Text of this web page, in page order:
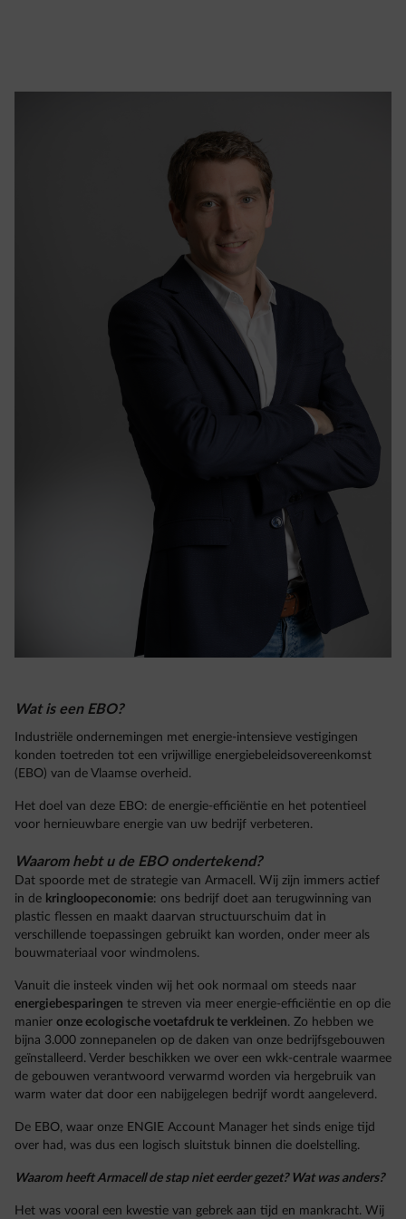
Wat is een EBO?
Industriële ondernemingen met energie-intensieve vestigingen
konden toetreden tot een vrijwillige energiebeleidsovereenkomst
(EBO) van de Vlaamse overheid.
Het doel van deze EBO: de energie-efficiëntie en het potentieel
voor hernieuwbare energie van uw bedrijf verbeteren.
Waarom hebt u de EBO ondertekend?
Dat spoorde met de strategie van Armacell. Wij zijn immers actief
in de kringloopeconomie: ons bedrijf doet aan terugwinning van
plastic flessen en maakt daarvan structuurschuim dat in
verschillende toepassingen gebruikt kan worden, onder meer als
bouwmateriaal voor windmolens.
Vanuit die insteek vinden wij het ook normaal om steeds naar
energiebesparingen te streven via meer energie-efficiëntie en op die
manier onze ecologische voetafdruk te verkleinen. Zo hebben we
bijna 3.000 zonnepanelen op de daken van onze bedrijfsgebouwen
geïnstalleerd. Verder beschikken we over een wkk-centrale waarmee
de gebouwen verantwoord verwarmd worden via hergebruik van
warm water dat door een nabijgelegen bedrijf wordt aangeleverd.
De EBO, waar onze ENGIE Account Manager het sinds enige tijd
over had, was dus een logisch sluitstuk binnen die doelstelling.
Waarom heeft Armacell de stap niet eerder gezet? Wat was anders?
Het was vooral een kwestie van gebrek aan tijd en mankracht. Wij